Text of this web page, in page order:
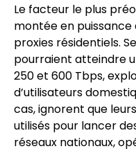
Le facteur le plus
montée en
proxies résidentiels.
pourraient atteindre
250 et 600 Tbps,
d’utilisateurs
cas, ignorent que
utilisés pour lancer
réseaux nationaux,